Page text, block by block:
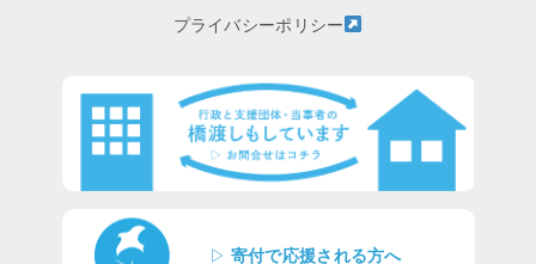
プライバシーポリシー
▷ 寄付で応援される方へ